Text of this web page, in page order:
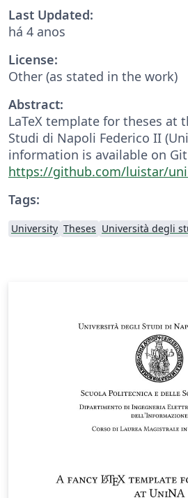
Last Updated:
há 4 anos
License:
Other (as stated in the work)
Abstract:
LaTeX template for theses at
Studi di Napoli Federico II
information is available on
https://github.com/luistar/
Tags:
University Theses